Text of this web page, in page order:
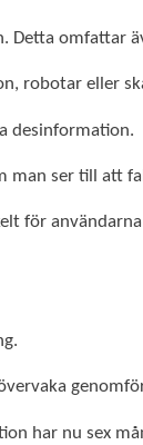
robotar eller
desinformation.
man ser till att
för
har nu sex